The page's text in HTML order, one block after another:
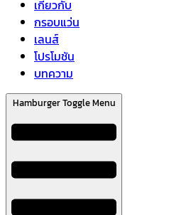
เกี่ยวกับ
กรอบแว่น
เลนส์
โปรโมชัน
บทความ
Hamburger Toggle Menu